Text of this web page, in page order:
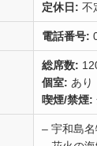
定休日: 不
電話番号:
総席数:
個室: あり
喫煙/禁煙:
– 宇和島